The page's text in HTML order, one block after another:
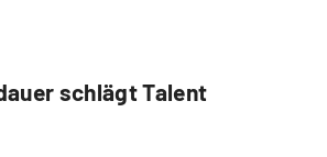
schlägt Talent